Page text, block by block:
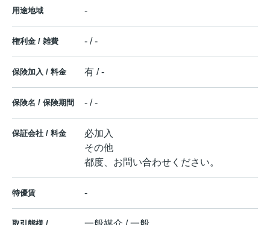
用途地域 -
権利金 / 雑費 - / -
保険加入 / 料金 有 / -
保険名 / 保険期間 - / -
保証会社 / 料金
必加入
その他
都度、お問い合わせください。
特優賃 -